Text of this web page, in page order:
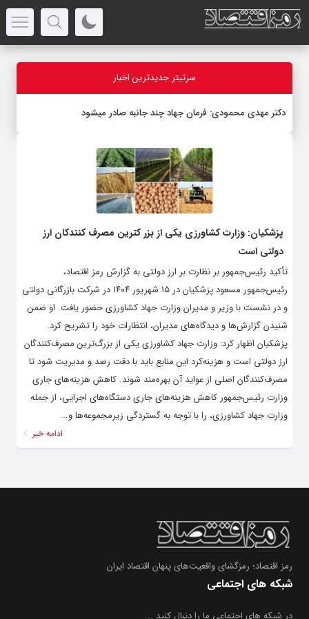
سرتیتر جدیدترین اخبار
دکتر مهدى محمودى: فرمان جهاد چند جانبه صادر میشود
پزشکیان: وزارت کشاورزى یکى از بزر کترین مصرف کنندکان ارز
دولتى است
تأکید رئیس‌جمهور بر نظارت بر ارز دولتی به گزارش رمز اقتصاد،
رئیس‌جمهور مسعود پزشکیان در ۱۵ شهریور ۱۴۰۴ در شرکت بازرگانی دولتی
و در نشست با وزیر و مدیران وزارت جهاد کشاورزی حضور یافت. او ضمن
شنیدن گزارش‌ها و دیدگاه‌های مدیران، انتظارات خود را تشریح کرد.
پزشکیان اظهار کرد: وزارت جهاد کشاورزی یکی از بزرگ‌ترین مصرف‌کنندگان
ارز دولتی است و هزینه‌کرد این منابع باید با دقت رصد و مدیریت شود تا
مصرف‌کنندگان اصلی از عواید آن بهره‌مند شوند. کاهش هزینه‌های جاری
وزارت رئیس‌جمهور کاهش هزینه‌های جاری دستگاه‌های اجرایی، از جمله
وزارت جهاد کشاورزی، را با توجه به گستردگی زیرمجموعه‌ها و...
ادامه خبر
رمز اقتصاد؛ رمزگشای واقعیت‌های پنهان اقتصاد ایران
شبکه های اجتماعی
در شبکه های اجتماعی ما را دنبال کنید ...